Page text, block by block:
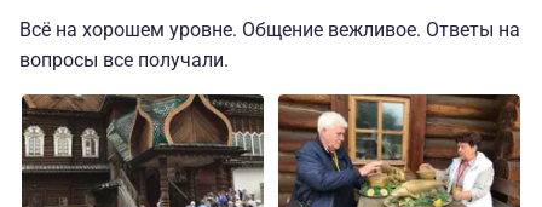
Всё на хорошем уровне. Общение вежливое. Ответы на
вопросы все получали.